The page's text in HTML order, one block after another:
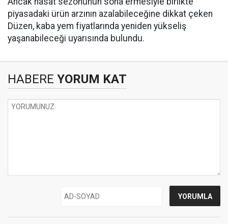
piyasadaki ürün arzının azalabileceğine dikkat çeken
Düzen, kaba yem fiyatlarında yeniden yükseliş
yaşanabileceği uyarısında bulundu.
HABERE YORUM KAT